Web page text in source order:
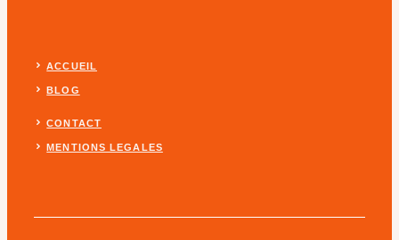
ACCUEIL
BLOG
CONTACT
MENTIONS LEGALES